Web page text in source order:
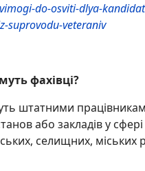
do-osviti-dlya-
suprovodu-veteraniv
фахівці?
штатними
або закладів у сфері
селищних, міських